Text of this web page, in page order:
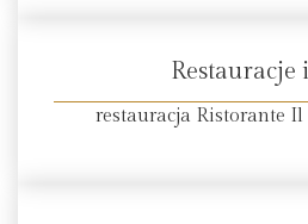
Restauracje
restauracja Ristorante Il